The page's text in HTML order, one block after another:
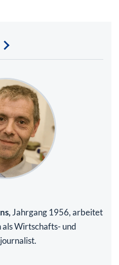
Jahrgang 1956, arbeitet
Wirtschafts- und